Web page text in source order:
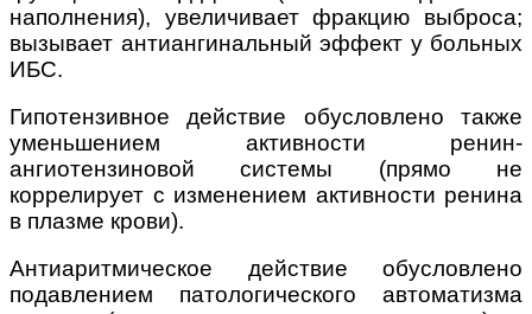
наполнения), увеличивает фракцию выброса;
вызывает антиангинальный эффект у больных
ИБС.
Гипотензивное действие обусловлено также
уменьшением активности ренин-
ангиотензиновой системы (прямо не
коррелирует с изменением активности ренина
в плазме крови).
Антиаритмическое действие обусловлено
подавлением патологического автоматизма